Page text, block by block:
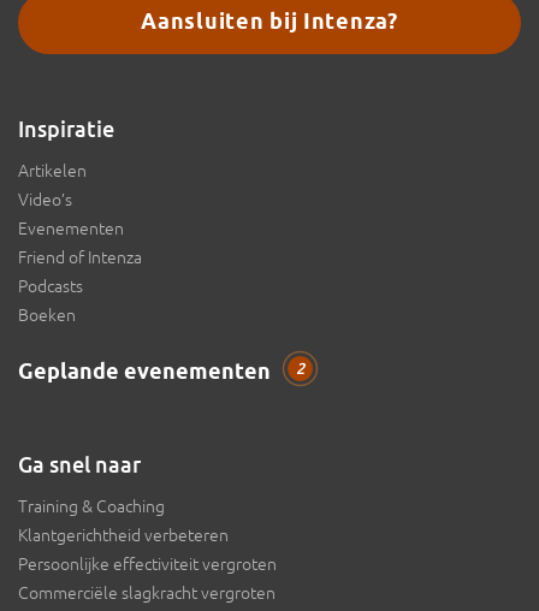
Aansluiten bij Intenza?
Inspiratie
Artikelen
Video’s
Evenementen
Friend of Intenza
Podcasts
Boeken
Geplande evenementen 2
Ga snel naar
Training & Coaching
Klantgerichtheid verbeteren
Persoonlijke effectiviteit vergroten
Commerciële slagkracht vergroten